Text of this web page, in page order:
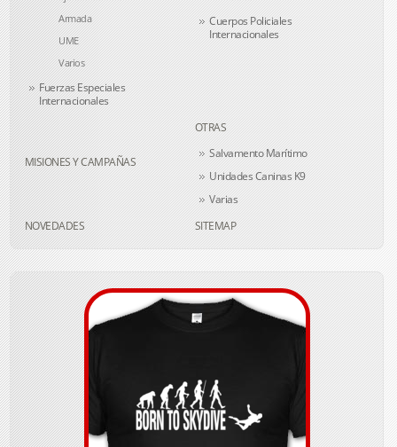
Armada
UME
Varios
Fuerzas Especiales
Internacionales
Cuerpos Policiales
Internacionales
MISIONES Y CAMPAÑAS
OTRAS
Salvamento Marítimo
Unidades Caninas K9
Varias
NOVEDADES
SITEMAP